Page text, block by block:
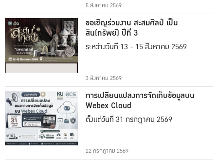
5 สิงหาคม 2569
ขอเชิญร่วมงาน สะสมศิลป์ เป็น
สิน(ทรัพย์) ปีที่ 3
ระหว่างวันที่ 13 - 15 สิงหาคม 2569
3 สิงหาคม 2569
การเปลี่ยนแปลงการจัดเก็บข้อมูลบน
Webex Cloud
ตั้งแต่วันที่ 31 กรกฎาคม 2569
22 กรกฎาคม 2569